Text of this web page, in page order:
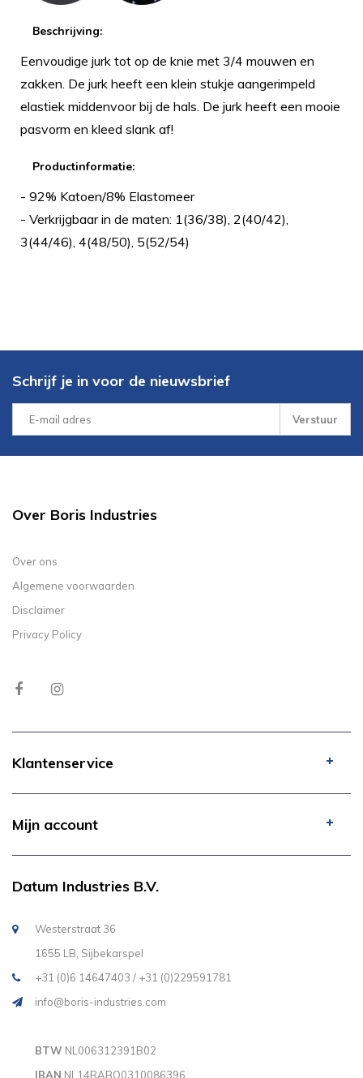
Beschrijving:
Eenvoudige jurk tot op de knie met 3/4 mouwen en
zakken. De jurk heeft een klein stukje aangerimpeld
elastiek middenvoor bij de hals. De jurk heeft een mooie
pasvorm en kleed slank af!
Productinformatie:
- 92% Katoen/8% Elastomeer
- Verkrijgbaar in de maten: 1(36/38), 2(40/42),
3(44/46), 4(48/50), 5(52/54)
Schrijf je in voor de nieuwsbrief
Verstuur
Over Boris Industries
Over ons
Algemene voorwaarden
Disclaimer
Privacy Policy
Klantenservice
Mijn account
Datum Industries B.V.
Westerstraat 36
1655 LB, Sijbekarspel
+31 (0)6 14647403 / +31 (0)229591781
info@boris-industries.com
BTW NL006312391B02
IBAN NL14RABO0310086396